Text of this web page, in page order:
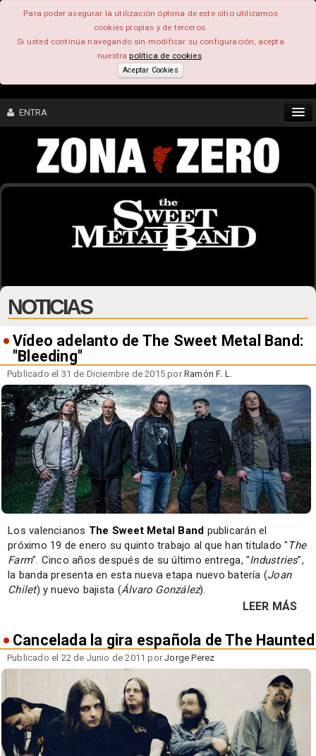
Para poder asegurar la utilización óptima de este sitio utilizamos
cookies propias y de terceros.
Si usted continúa navegando sin modificar su configuración, acepta
nuestrapolítica de cookies.
Aceptar Cookies
ENTRA
CONTENIDO
FEEEDBACK
NOTICIAS
Vídeo adelanto de The Sweet Metal Band:
"Bleeding"
Publicado el 31 de Diciembre de 2015 porRamón F. L.
Los valencianos The Sweet Metal Band publicarán el
próximo 19 de enero su quinto trabajo al que han titulado " The
Farm". Cinco años después de su último entrega, "Industries",
la banda presenta en esta nueva etapa nuevo batería (Joan
Chilet) y nuevo bajista (Álvaro González).
LEER MÁS
Cancelada la gira española de The Haunted
Publicado el 22 de Junio de 2011 porJorge Perez